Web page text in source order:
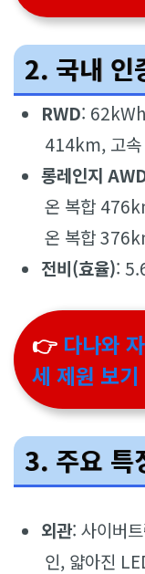
2. 국내 인
RWD:
414km, 고
롱레인지
온 복합
온 복합
전비(효율):
👉 다나와
세 제원 보기
3. 주요 특
외관: 사이버
인, 얇아진